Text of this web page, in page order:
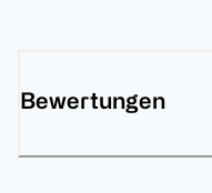
Bewertungen